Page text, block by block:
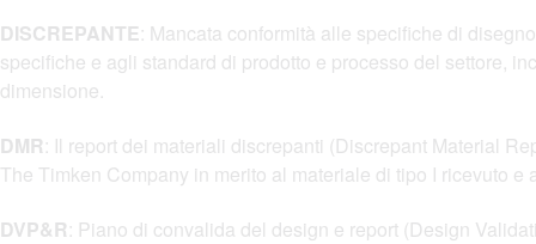
DISCREPANTE: Mancata conformità alle specifiche di
specifiche e agli standard di prodotto e processo del settore,
dimensione.
DMR: Il report dei materiali discrepanti (Discrepant Material
The Timken Company in merito al materiale di tipo I ricevuto
DVP&R: Piano di convalida del design e report (Design